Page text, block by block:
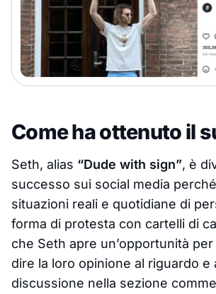
Come ha ottenuto il
Seth, alias “Dude with sign”, è
successo sui social media
situazioni reali e quotidiane di
forma di protesta con cartelli di
che Seth apre un’opportunità
dire la loro opinione al riguardo e
discussione nella sezione